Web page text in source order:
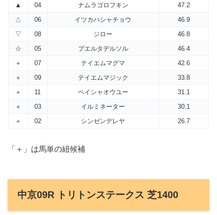
▲
04 ナムラゴロフキン
47.2
△
06 イツカハシャチョウ
46.9
▽
08 ジロー
46.8
☆
05 プエルタデルソル
46.4
＋
07 テイエムマグマ
42.6
＋
09 テイエムマジック
33.8
＋
11 ペイシャオウユー
31.1
＋
03 イルミネーター
30.1
＋
02 シンゼンデレヤ 26.7
「＋」は馬単の紐候補
中京09R トリトンステークス 芝1400